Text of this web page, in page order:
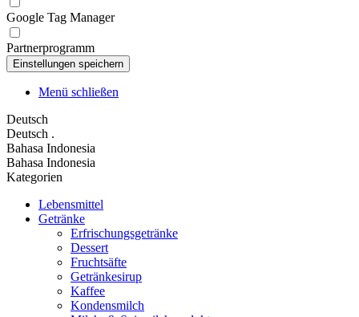
Google Tag Manager
Partnerprogramm
Menü schließen
Deutsch
Deutsch .
Bahasa Indonesia
Bahasa Indonesia
Kategorien
Lebensmittel
Getränke
Erfrischungsgetränke
Dessert
Fruchtsäfte
Getränkesirup
Kaffee
Kondensmilch